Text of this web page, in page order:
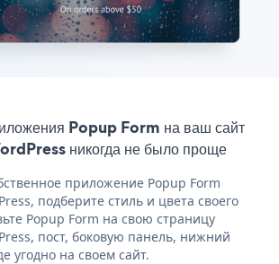
Popup Form на ваш сайт
никогда не было проще
приложение Popup Form
подберите стиль и цвета своего
Popup Form на свою страницу
пост, боковую панель, нижний
угодно на своем сайт.